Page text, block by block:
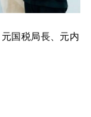
国税局長、元内